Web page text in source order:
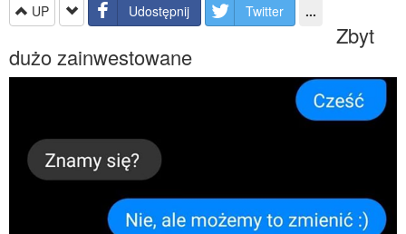
UP Udostępnij Twitter ...
Zbyt
dużo zainwestowane